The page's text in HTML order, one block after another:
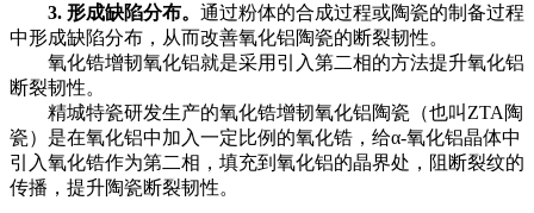
3. 形成缺陷分布。 通过粉体的合成过程或陶瓷的制备过程
中形成缺陷分布，从而改善氧化铝陶瓷的断裂韧性。
氧化锆增韧氧化铝就是采用引入第二相的方法提升氧化铝
断裂韧性。
精城特瓷研发生产的氧化锆增韧氧化铝陶瓷（也叫ZTA陶
瓷）是在氧化铝中加入一定比例的氧化锆，给α-氧化铝晶体中
引入氧化锆作为第二相，填充到氧化铝的晶界处，阻断裂纹的
传播，提升陶瓷断裂韧性。